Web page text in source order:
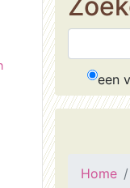
een
Home